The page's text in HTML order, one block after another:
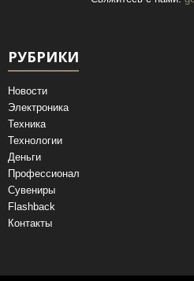
РУБРИКИ
Новости
Электроника
Техника
Технологии
Деньги
Профессионал
Сувениры
Flashback
Контакты